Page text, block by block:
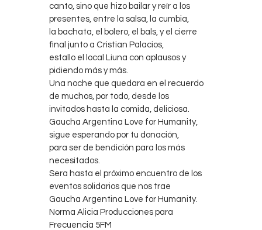
canto, sino que hizo bailar y reír a los
presentes, entre la salsa, la cumbia,
la bachata, el bolero, el bals, y el cierre
final junto a Cristian Palacios,
estallo el local Liuna con aplausos y
pidiendo más y más.
Una noche que quedara en el recuerdo
de muchos, por todo, desde los
invitados hasta la comida, deliciosa.
Gaucha Argentina Love for Humanity,
sigue esperando por tu donación,
para ser de bendición para los más
necesitados.
Sera hasta el próximo encuentro de los
eventos solidarios que nos trae
Gaucha Argentina Love for Humanity.
Norma Alicia Producciones para
Frecuencia 5FM